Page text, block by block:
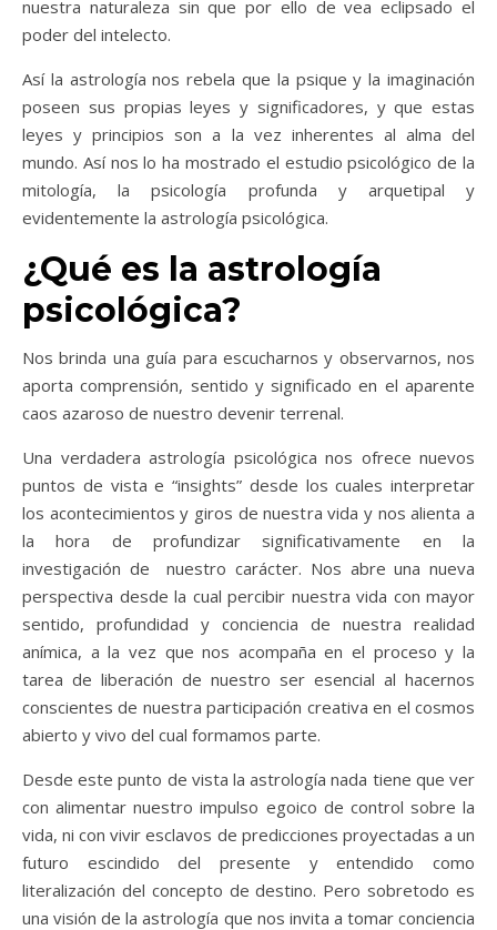
nuestra naturaleza sin que por ello de vea eclipsado el
poder del intelecto.
Así la astrología nos rebela que la psique y la imaginación
poseen sus propias leyes y significadores, y que estas
leyes y principios son a la vez inherentes al alma del
mundo. Así nos lo ha mostrado el estudio psicológico de la
mitología, la psicología profunda y arquetipal y
evidentemente la astrología psicológica.
¿Qué es la astrología
psicológica?
Nos brinda una guía para escucharnos y observarnos, nos
aporta comprensión, sentido y significado en el aparente
caos azaroso de nuestro devenir terrenal.
Una verdadera astrología psicológica nos ofrece nuevos
puntos de vista e “insights” desde los cuales interpretar
los acontecimientos y giros de nuestra vida y nos alienta a
la hora de profundizar significativamente en la
investigación de nuestro carácter. Nos abre una nueva
perspectiva desde la cual percibir nuestra vida con mayor
sentido, profundidad y conciencia de nuestra realidad
anímica, a la vez que nos acompaña en el proceso y la
tarea de liberación de nuestro ser esencial al hacernos
conscientes de nuestra participación creativa en el cosmos
abierto y vivo del cual formamos parte.
Desde este punto de vista la astrología nada tiene que ver
con alimentar nuestro impulso egoico de control sobre la
vida, ni con vivir esclavos de predicciones proyectadas a un
futuro escindido del presente y entendido como
literalización del concepto de destino. Pero sobretodo es
una visión de la astrología que nos invita a tomar conciencia